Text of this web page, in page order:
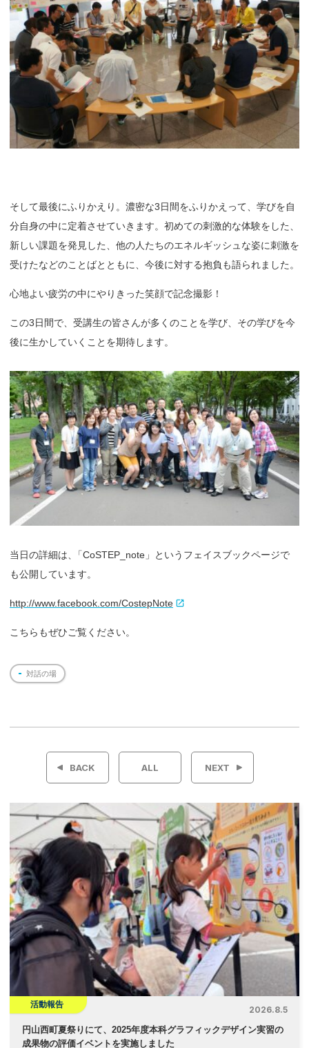
そして最後にふりかえり。濃密な3日間をふりかえって、学びを自
分自身の中に定着させていきます。初めての刺激的な体験をした、
新しい課題を発見した、他の人たちのエネルギッシュな姿に刺激を
受けたなどのことばとともに、今後に対する抱負も語られました。
心地よい疲労の中にやりきった笑顔で記念撮影！
この3日間で、受講生の皆さんが多くのことを学び、その学びを今
後に生かしていくことを期待します。
当日の詳細は、
「CoSTEP_note」というフェイスブックページで
も公開しています。
http://www.facebook.com/CostepNote
こちらもぜひご覧ください。
対話の場
投
ビ
ゲ
ー
シ
ョ
ン
BACK ALL NEXT
活動報告
2026.8.5
円山西町夏祭りにて、2025年度本科グラフィックデザイン実習の
成果物の評価イベントを実施しました